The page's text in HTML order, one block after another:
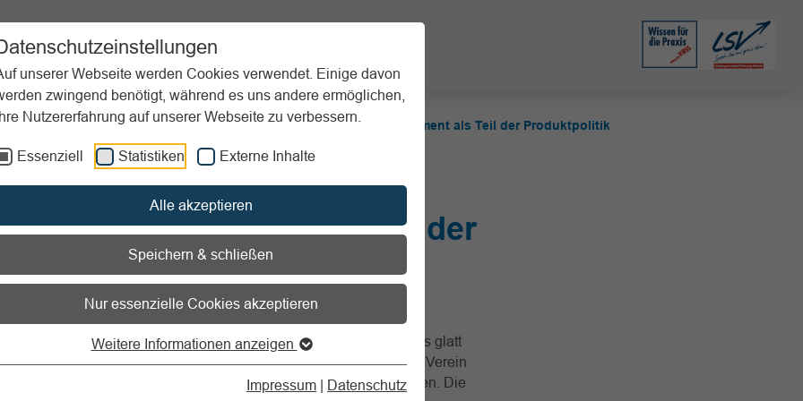
unserer Webseite werden Cookies verwendet. Einige davon
zwingend benötigt, während es uns andere ermöglichen,
Nutzererfahrung auf unserer Webseite zu verbessern.
Essenziell Statistiken Externe Inhalte
Alle akzeptieren
Speichern & schließen
Nur essenzielle Cookies akzeptieren
Weitere Informationen anzeigen
Impressum | Datenschutz
Sportpraxis Aktuelles
Kontrolle Preis- und Produktgestaltung Beschwerdemanagement als Teil der Produktpolitik
zum Readspeaker öffnen
als Teil der
Leistungsangebot ein Verein auch anbietet, nicht immer läuft alles glatt
von unterschiedlichen Seiten. An dieser Stelle sollte der Verein
und die Vorwürfe ernst nehmen und professionell damit umgehen. Die